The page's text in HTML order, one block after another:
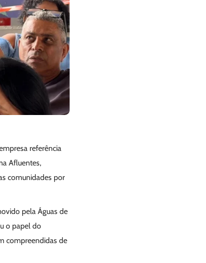
referência
Afluentes,
comunidades por
pela Águas de
o papel do
compreendidas de